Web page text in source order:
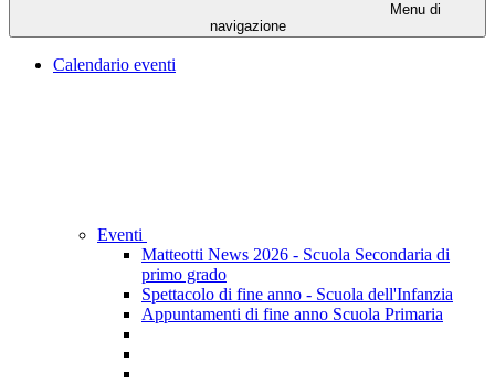
Menu di
navigazione
Calendario eventi
Eventi
Matteotti News 2026 - Scuola Secondaria di
primo grado
Spettacolo di fine anno - Scuola dell'Infanzia
Appuntamenti di fine anno Scuola Primaria